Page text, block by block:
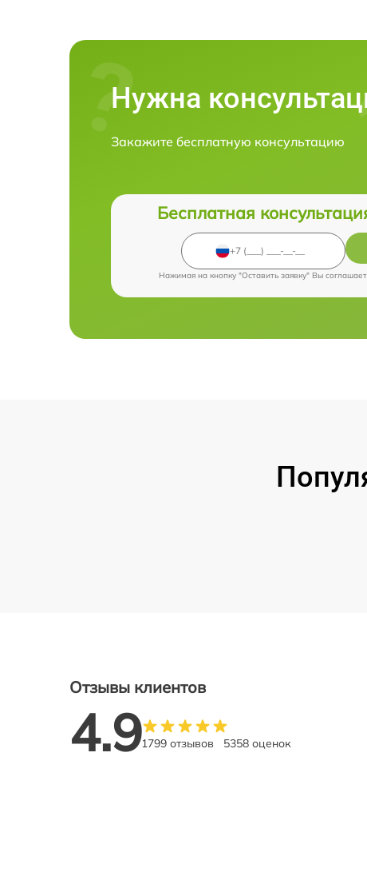
Нужна
Закажите бесплатную консультацию
Бесплатная
Нажимая на кнопку "Оставить заявку" Вы
Отзывы клиентов
4.91799 отзывов 5358 оценок